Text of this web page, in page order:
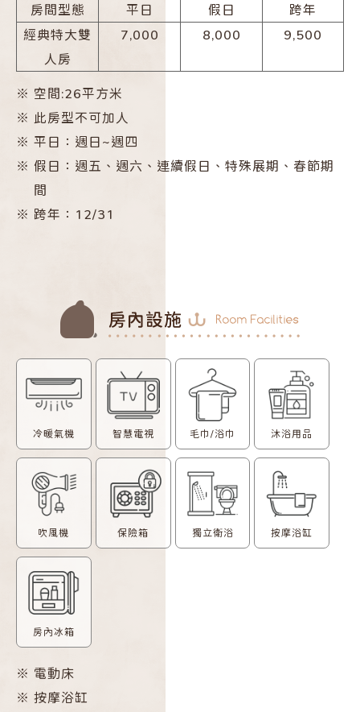
房間型態 平日 假日
跨年
經典特大雙
人房
7,000 8,000 9,500
※ 空間:26平方米
※ 此房型不可加人
※ 平日：週日~週四
※ 假日：週五、週六、連續假日、特殊展期、春節期
間
※ 跨年：12/31
冷暖氣機 智慧電視 毛巾/浴巾 沐浴用品
吹風機 保險箱 獨立衛浴 按摩浴缸
房內冰箱
※ 電動床
※ 按摩浴缸